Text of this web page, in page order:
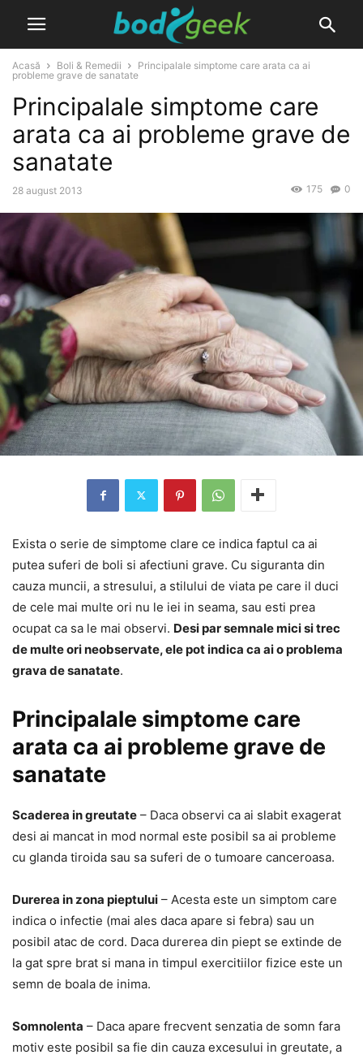
Acasă Boli & Remedii
Principalale simptome care arata ca ai
probleme grave de sanatate
Principalale simptome care
arata ca ai probleme grave de
sanatate
28 august 2013 0
175
Exista o serie de simptome clare ce indica faptul ca ai
putea suferi de boli si afectiuni grave. Cu siguranta din
cauza muncii, a stresului, a stilului de viata pe care il duci
de cele mai multe ori nu le iei in seama, sau esti prea
ocupat ca sa le mai observi. Desi par semnale mici si trec
de multe ori neobservate, ele pot indica ca ai o problema
grava de sanatate.
Principalale simptome care
arata ca ai probleme grave de
sanatate
Scaderea in greutate – Daca observi ca ai slabit exagerat
desi ai mancat in mod normal este posibil sa ai probleme
cu glanda tiroida sau sa suferi de o tumoare canceroasa.
Durerea in zona pieptului – Acesta este un simptom care
indica o infectie (mai ales daca apare si febra) sau un
posibil atac de cord. Daca durerea din piept se extinde de
la gat spre brat si mana in timpul exercitiilor fizice este un
semn de boala de inima.
Somnolenta – Daca apare frecvent senzatia de somn fara
motiv este posibil sa fie din cauza excesului in greutate, a